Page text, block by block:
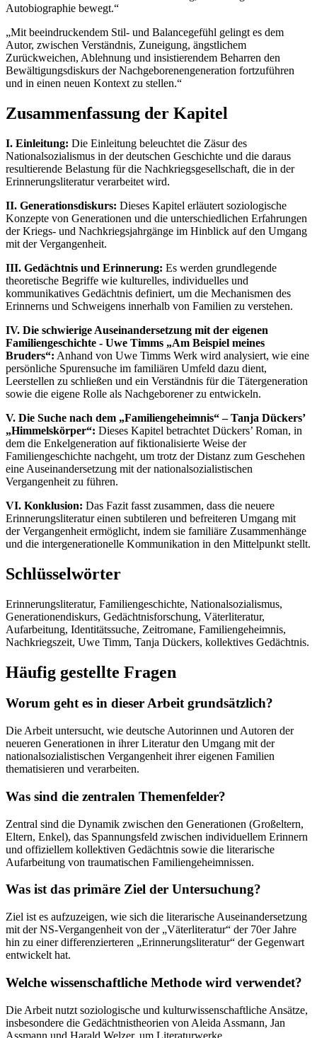
Autobiographie bewegt.“
„Mit beeindruckendem Stil- und Balancegefühl gelingt es dem
Autor, zwischen Verständnis, Zuneigung, ängstlichem
Zurückweichen, Ablehnung und insistierendem Beharren den
Bewältigungsdiskurs der Nachgeborenengeneration fortzuführen
und in einen neuen Kontext zu stellen.“
Zusammenfassung der Kapitel
I. Einleitung: Die Einleitung beleuchtet die Zäsur des
Nationalsozialismus in der deutschen Geschichte und die daraus
resultierende Belastung für die Nachkriegsgesellschaft, die in der
Erinnerungsliteratur verarbeitet wird.
II. Generationsdiskurs: Dieses Kapitel erläutert soziologische
Konzepte von Generationen und die unterschiedlichen Erfahrungen
der Kriegs- und Nachkriegsjahrgänge im Hinblick auf den Umgang
mit der Vergangenheit.
III. Gedächtnis und Erinnerung: Es werden grundlegende
theoretische Begriffe wie kulturelles, individuelles und
kommunikatives Gedächtnis definiert, um die Mechanismen des
Erinnerns und Schweigens innerhalb von Familien zu verstehen.
IV. Die schwierige Auseinandersetzung mit der eigenen
Familiengeschichte - Uwe Timms „Am Beispiel meines
Bruders“: Anhand von Uwe Timms Werk wird analysiert, wie eine
persönliche Spurensuche im familiären Umfeld dazu dient,
Leerstellen zu schließen und ein Verständnis für die Tätergeneration
sowie die eigene Rolle als Nachgeborener zu entwickeln.
V. Die Suche nach dem „Familiengeheimnis“ – Tanja Dückers’
„Himmelskörper“: Dieses Kapitel betrachtet Dückers’ Roman, in
dem die Enkelgeneration auf fiktionalisierte Weise der
Familiengeschichte nachgeht, um trotz der Distanz zum Geschehen
eine Auseinandersetzung mit der nationalsozialistischen
Vergangenheit zu führen.
VI. Konklusion: Das Fazit fasst zusammen, dass die neuere
Erinnerungsliteratur einen subtileren und befreiteren Umgang mit
der Vergangenheit ermöglicht, indem sie familiäre Zusammenhänge
und die intergenerationelle Kommunikation in den Mittelpunkt stellt.
Schlüsselwörter
Erinnerungsliteratur, Familiengeschichte, Nationalsozialismus,
Generationendiskurs, Gedächtnisforschung, Väterliteratur,
Aufarbeitung, Identitätssuche, Zeitromane, Familiengeheimnis,
Nachkriegszeit, Uwe Timm, Tanja Dückers, kollektives Gedächtnis.
Häufig gestellte Fragen
Worum geht es in dieser Arbeit grundsätzlich?
Die Arbeit untersucht, wie deutsche Autorinnen und Autoren der
neueren Generationen in ihrer Literatur den Umgang mit der
nationalsozialistischen Vergangenheit ihrer eigenen Familien
thematisieren und verarbeiten.
Was sind die zentralen Themenfelder?
Zentral sind die Dynamik zwischen den Generationen (Großeltern,
Eltern, Enkel), das Spannungsfeld zwischen individuellem Erinnern
und offiziellem kollektiven Gedächtnis sowie die literarische
Aufarbeitung von traumatischen Familiengeheimnissen.
Was ist das primäre Ziel der Untersuchung?
Ziel ist es aufzuzeigen, wie sich die literarische Auseinandersetzung
mit der NS-Vergangenheit von der „Väterliteratur“ der 70er Jahre
hin zu einer differenzierteren „Erinnerungsliteratur“ der Gegenwart
entwickelt hat.
Welche wissenschaftliche Methode wird verwendet?
Die Arbeit nutzt soziologische und kulturwissenschaftliche Ansätze,
insbesondere die Gedächtnistheorien von Aleida Assmann, Jan
Assmann und Harald Welzer, um Literaturwerke